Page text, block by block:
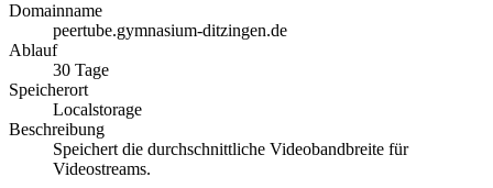
Domainname
peertube.gymnasium-ditzingen.de
Ablauf
30 Tage
Speicherort
Localstorage
Beschreibung
Speichert die durchschnittliche Videobandbreite für
Videostreams.